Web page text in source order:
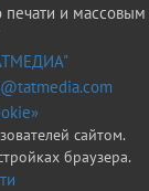
печати и массовым
сайтом.
браузера.